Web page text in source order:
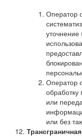
Оператор
Оператор
или
или без